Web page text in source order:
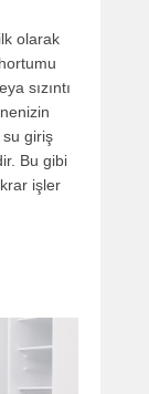
olarak
sızıntı
su giriş
Bu gibi
işler